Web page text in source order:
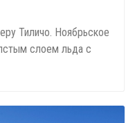
Тиличо. Ноябрьское
слоем льда с